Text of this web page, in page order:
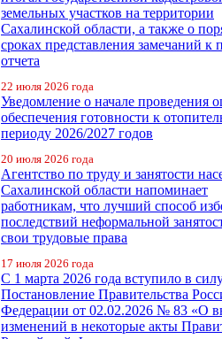
земельных участков на территории
Сахалинской области, а также о
сроках представления замечаний к
отчета
22 июля 2026 года
Уведомление о начале проведения
обеспечения готовности к
периоду 2026/2027 годов
20 июля 2026 года
Агентство по труду и занятости
Сахалинской области напоминает
работникам, что лучший способ
последствий неформальной
свои трудовые права
17 июля 2026 года
С 1 марта 2026 года вступило в
Постановление Правительства
Федерации от 02.02.2026 № 83 «О
изменений в некоторые акты